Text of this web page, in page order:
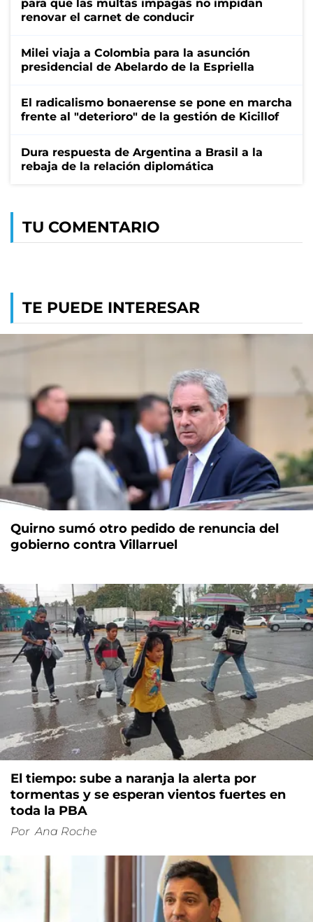
para que las multas impagas no impidan
renovar el carnet de conducir
Milei viaja a Colombia para la asunción
presidencial de Abelardo de la Espriella
El radicalismo bonaerense se pone en marcha
frente al "deterioro" de la gestión de Kicillof
Dura respuesta de Argentina a Brasil a la
rebaja de la relación diplomática
TU COMENTARIO
TE PUEDE INTERESAR
Quirno sumó otro pedido de renuncia del
gobierno contra Villarruel
El tiempo: sube a naranja la alerta por
tormentas y se esperan vientos fuertes en
toda la PBA
Por Ana Roche